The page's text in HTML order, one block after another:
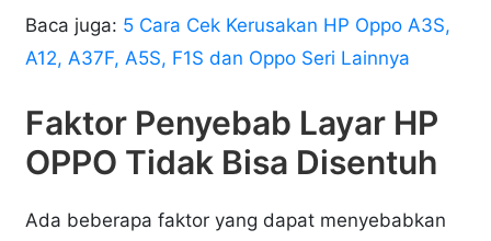
Baca juga: 5 Cara Cek Kerusakan HP Oppo A3S,
A12, A37F, A5S, F1S dan Oppo Seri Lainnya
Faktor Penyebab Layar HP
OPPO Tidak Bisa Disentuh
Ada beberapa faktor yang dapat menyebabkan